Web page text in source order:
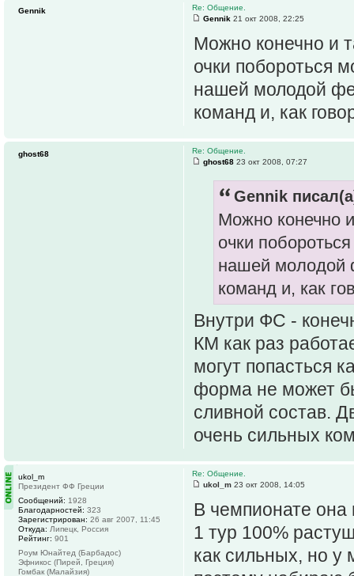
Re: Общение.
Gennik 21 окт 2008, 22:25
Можно конечно и
очки побороться
нашей молодой
команд и, как
Gennik
Re: Общение.
ghost68 23 окт 2008, 07:27
Gennik
Можно конечно
очки
нашей молодой
команд и, как
Внутри ФС -
КМ как раз
могут попасться
форма не может
сливной состав.
очень сильных
ghost68
Re: Общение.
ukol_m 23 окт 2008, 14:05
В чемпионате она
1 тур 100%
как сильных, но у
ukol_m
Президент ФФ Греции
Сообщений: 1928
Благодарностей: 323
Зарегистрирован: 26 авг 2007, 11:45
Откуда: Липецк, Россия
Рейтинг: 901
Роум Юнайтед (Барбадос)
Эфникос (Пирей, Греция)
Гомбак (Малайзия)